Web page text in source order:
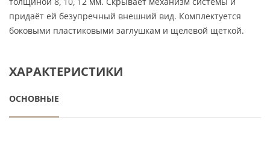
придаёт ей безупречный внешний вид. Комплектуется
боковыми пластиковыми заглушкам и щелевой щеткой.
ХАРАКТЕРИСТИКИ
ОСНОВНЫЕ